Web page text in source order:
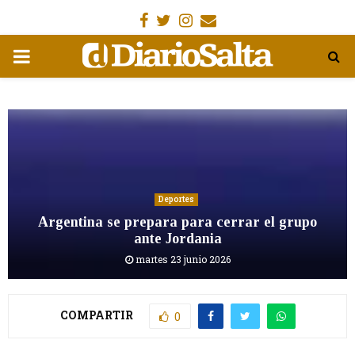
Facebook
Gorjeo
Instagram
Email
MENÚ
Deportes
Argentina se prepara para cerrar el grupo
ante Jordania
martes 23 junio 2026
COMPARTIR 0